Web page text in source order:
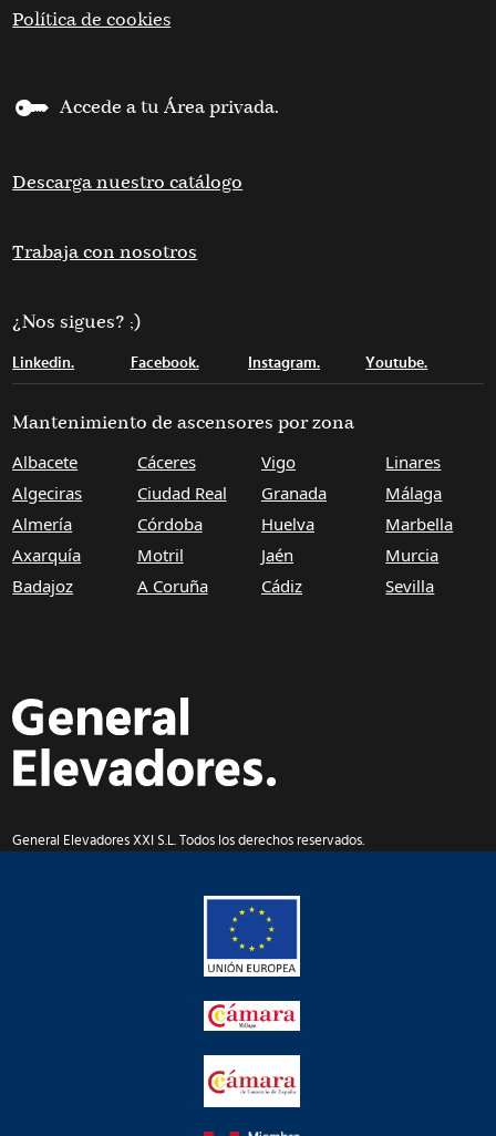
Política de cookies
Accede a tu Área privada.
Descarga nuestro catálogo
Trabaja con nosotros
¿Nos sigues? ;)
Linkedin. Facebook. Instagram. Youtube.
Mantenimiento de ascensores por zona
Albacete
Algeciras
Almería
Axarquía
Badajoz
Cáceres
Ciudad Real
Córdoba
Motril
A Coruña
Vigo
Granada
Huelva
Jaén
Cádiz
Linares
Málaga
Marbella
Murcia
Sevilla
General Elevadores XXI S.L. Todos los derechos reservados.